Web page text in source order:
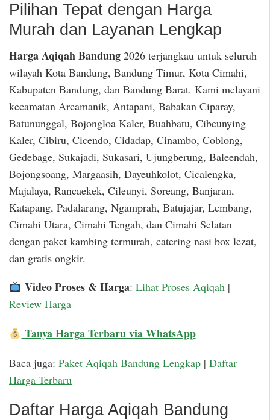
Pilihan Tepat dengan Harga
Murah dan Layanan Lengkap
Harga Aqiqah Bandung 2026 terjangkau untuk seluruh
wilayah Kota Bandung, Bandung Timur, Kota Cimahi,
Kabupaten Bandung, dan Bandung Barat. Kami melayani
kecamatan Arcamanik, Antapani, Babakan Ciparay,
Batununggal, Bojongloa Kaler, Buahbatu, Cibeunying
Kaler, Cibiru, Cicendo, Cidadap, Cinambo, Coblong,
Gedebage, Sukajadi, Sukasari, Ujungberung, Baleendah,
Bojongsoang, Margaasih, Dayeuhkolot, Cicalengka,
Majalaya, Rancaekek, Cileunyi, Soreang, Banjaran,
Katapang, Padalarang, Ngamprah, Batujajar, Lembang,
Cimahi Utara, Cimahi Tengah, dan Cimahi Selatan
dengan paket kambing termurah, catering nasi box lezat,
dan gratis ongkir.
Video Proses & Harga: Lihat Proses Aqiqah|
Review Harga
Tanya Harga Terbaru via WhatsApp
Baca juga: Paket Aqiqah Bandung Lengkap | Daftar
Harga Terbaru
Daftar Harga Aqiqah Bandung